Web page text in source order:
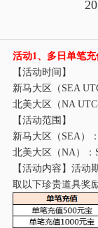
活动1、多日单笔充
【活动时间】
新马大区（SEA
北美大区（NA
【活动范围】
新马大区（SEA）
北美大区（NA）：
【活动内容】活
取以下珍贵道具奖